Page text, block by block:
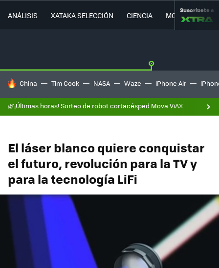
ANÁLISIS XATAKA SELECCIÓN CIENCIA MOVILIDAD
Suscríbete a
HOY SE HABLA DE
China Tim Cook NASA Waze iPhone Air
🌿¡Últimas horas! Sorteo de robot cortacésped Mova ViAX
El láser blanco quiere conquistar
el futuro, revolución para la TV y
para la tecnología LiFi